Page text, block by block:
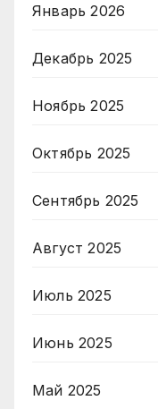
Январь 2026
Декабрь 2025
Ноябрь 2025
Октябрь 2025
Сентябрь 2025
Август 2025
Июль 2025
Июнь 2025
Май 2025